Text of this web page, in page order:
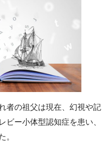
者の祖父は現在、幻視や記
ビー小体型認知症を患い、
。